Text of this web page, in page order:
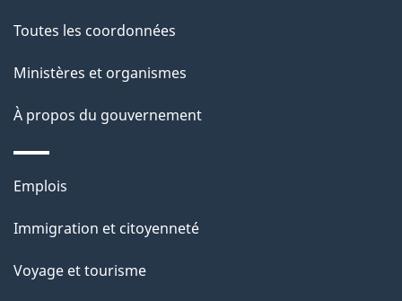
Toutes les coordonnées
Ministères et organismes
À propos du gouvernement
Thèmes
sujets
Emplois
Immigration et citoyenneté
Voyage et tourisme